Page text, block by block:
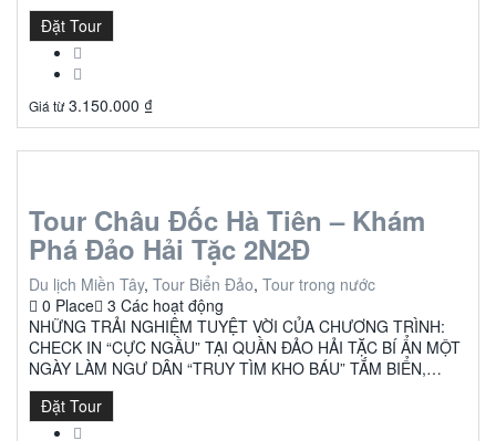
Đặt Tour
Giá từ 3.150.000 ₫
Tour Châu Đốc Hà Tiên – Khám
Phá Đảo Hải Tặc 2N2Đ
Du lịch Miền Tây, Tour Biển Đảo, Tour trong nước
0 Place 3 Các hoạt động
NHỮNG TRẢI NGHIỆM TUYỆT VỜI CỦA CHƯƠNG TRÌNH:
CHECK IN “CỰC NGẦU” TẠI QUẦN ĐẢO HẢI TẶC BÍ ẨN MỘT
NGÀY LÀM NGƯ DÂN “TRUY TÌM KHO BÁU” TẮM BIỂN,…
Đặt Tour